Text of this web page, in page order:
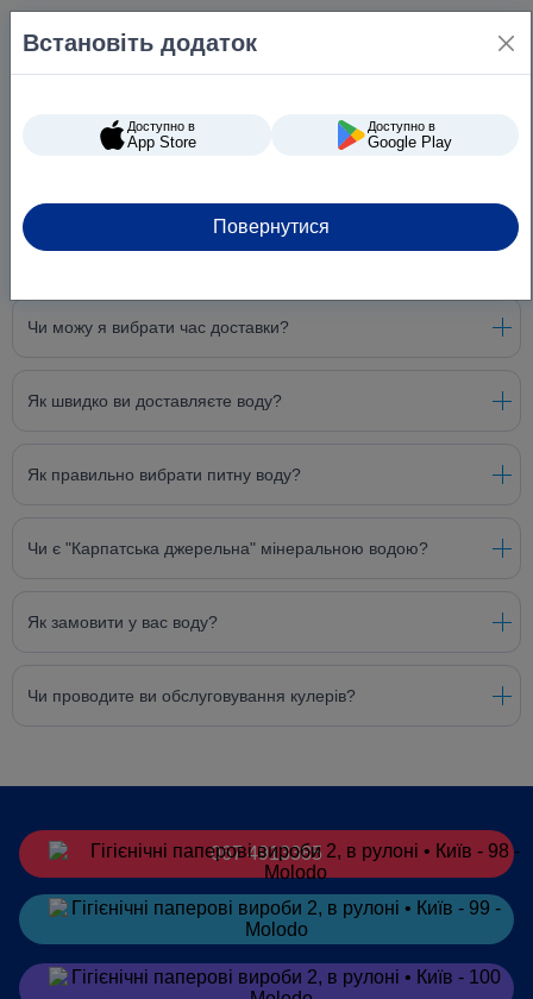
Чи можу я вибрати час доставки?
Як швидко ви доставляєте воду?
Як правильно вибрати питну воду?
Чи є "Карпатська джерельна" мінеральною водою?
Як замовити у вас воду?
Чи проводите ви обслуговування кулерів?
067 4913385
Замовитив Telegram
Замовитив Viber
Встановіть додаток
Доступно в
App Store
Доступно в
Google Play
Повернутися